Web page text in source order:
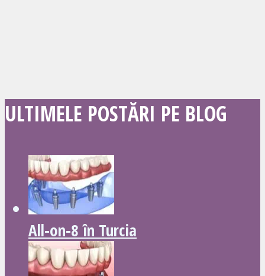
ULTIMELE POSTĂRI PE BLOG
All-on-8 în Turcia